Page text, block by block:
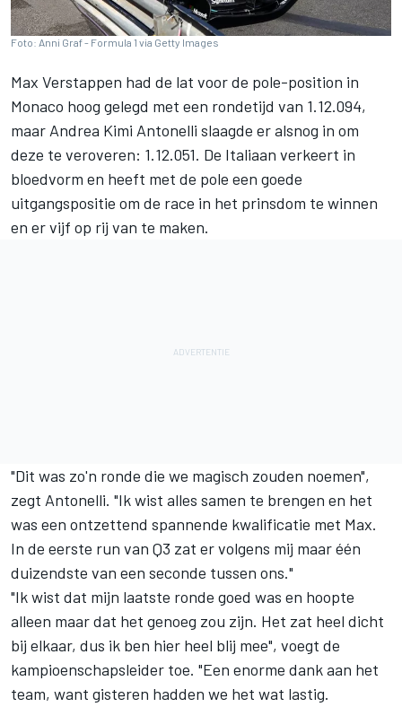
Foto: Anni Graf - Formula 1 via Getty Images
Max Verstappen had de lat voor de pole-position in
Monaco hoog gelegd met een rondetijd van 1.12.094,
maar Andrea Kimi Antonelli slaagde er alsnog in om
deze te veroveren: 1.12.051. De Italiaan verkeert in
bloedvorm en heeft met de pole een goede
uitgangspositie om de race in het prinsdom te winnen
en er vijf op rij van te maken.
"Dit was zo'n ronde die we magisch zouden noemen",
zegt Antonelli. "Ik wist alles samen te brengen en het
was een ontzettend spannende kwalificatie met Max.
In de eerste run van Q3 zat er volgens mij maar één
duizendste van een seconde tussen ons."
"Ik wist dat mijn laatste ronde goed was en hoopte
alleen maar dat het genoeg zou zijn. Het zat heel dicht
bij elkaar, dus ik ben hier heel blij mee", voegt de
kampioenschapsleider toe. "Een enorme dank aan het
team, want gisteren hadden we het wat lastig.